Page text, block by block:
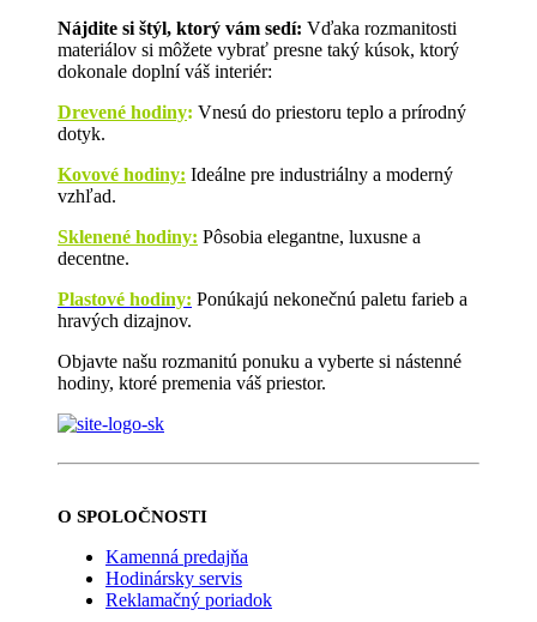
Nájdite si štýl, ktorý vám sedí: Vďaka rozmanitosti
materiálov si môžete vybrať presne taký kúsok, ktorý
dokonale doplní váš interiér:
Drevené hodiny: Vnesú do priestoru teplo a prírodný
dotyk.
Kovové hodiny: Ideálne pre industriálny a moderný
vzhľad.
Sklenené hodiny: Pôsobia elegantne, luxusne a
decentne.
Plastové hodiny: Ponúkajú nekonečnú paletu farieb a
hravých dizajnov.
Objavte našu rozmanitú ponuku a vyberte si nástenné
hodiny, ktoré premenia váš priestor.
O SPOLOČNOSTI
Kamenná predajňa
Hodinársky servis
Reklamačný poriadok